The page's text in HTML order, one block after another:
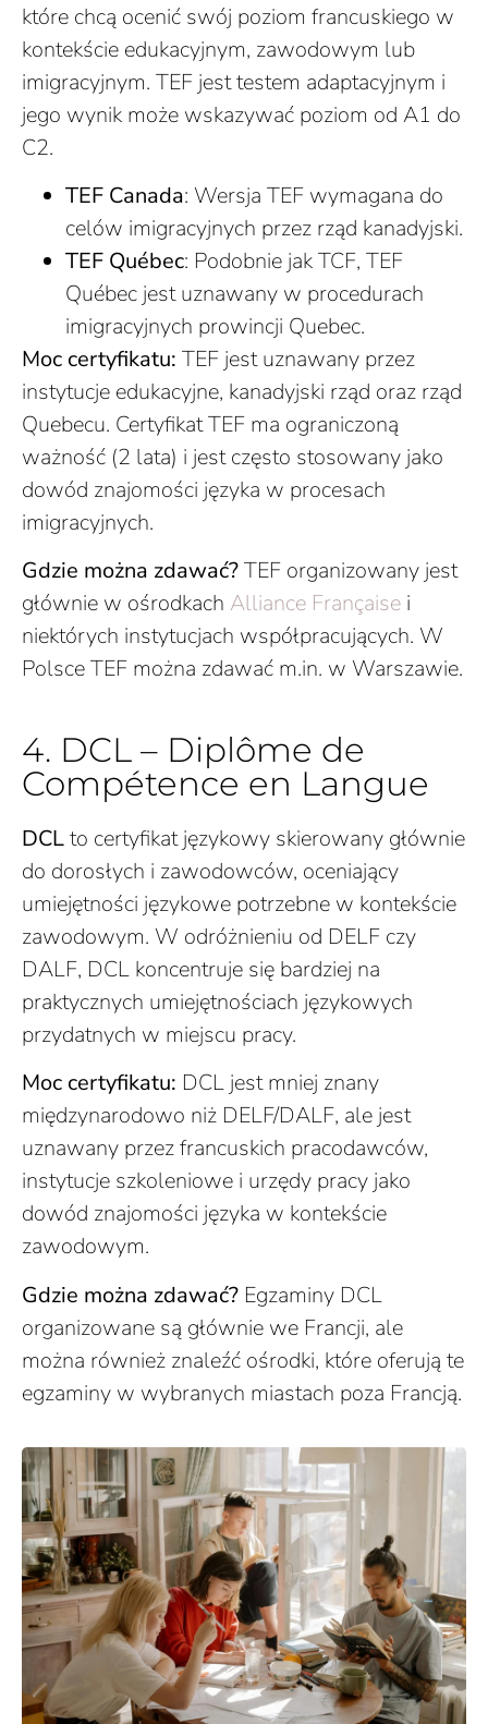
które chcą ocenić swój poziom francuskiego w
kontekście edukacyjnym, zawodowym lub
imigracyjnym. TEF jest testem adaptacyjnym i
jego wynik może wskazywać poziom od A1 do
C2.
TEF Canada: Wersja TEF wymagana do
celów imigracyjnych przez rząd kanadyjski.
TEF Québec: Podobnie jak TCF, TEF
Québec jest uznawany w procedurach
imigracyjnych prowincji Quebec.
Moc certyfikatu: TEF jest uznawany przez
instytucje edukacyjne, kanadyjski rząd oraz rząd
Quebecu. Certyfikat TEF ma ograniczoną
ważność (2 lata) i jest często stosowany jako
dowód znajomości języka w procesach
imigracyjnych.
Gdzie można zdawać?TEF organizowany jest
głównie w ośrodkach Alliance Française i
niektórych instytucjach współpracujących. W
Polsce TEF można zdawać m.in. w Warszawie.
4. DCL – Diplôme de
Compétence en Langue
DCLto certyfikat językowy skierowany głównie
do dorosłych i zawodowców, oceniający
umiejętności językowe potrzebne w kontekście
zawodowym. W odróżnieniu od DELF czy
DALF, DCL koncentruje się bardziej na
praktycznych umiejętnościach językowych
przydatnych w miejscu pracy.
Moc certyfikatu: DCL jest mniej znany
międzynarodowo niż DELF/DALF, ale jest
uznawany przez francuskich pracodawców,
instytucje szkoleniowe i urzędy pracy jako
dowód znajomości języka w kontekście
zawodowym.
Gdzie można zdawać? Egzaminy DCL
organizowane są głównie we Francji, ale
można również znaleźć ośrodki, które oferują te
egzaminy w wybranych miastach poza Francją.